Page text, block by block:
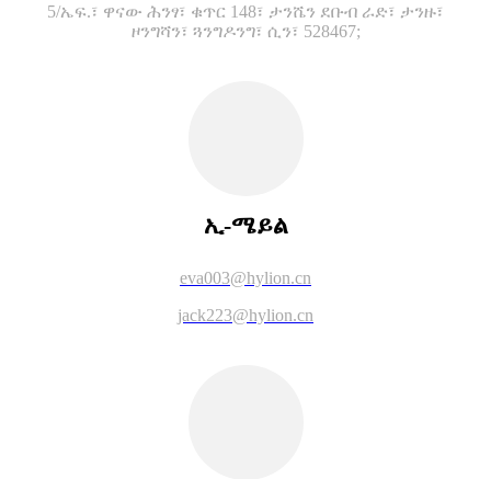
5/ኤፍ.፣ ዋናው ሕንፃ፣ ቁጥር 148፣ ታንሼን ደቡብ ራድ፣ ታንዙ፣
ዞንግሻን፣ ጓንግዶንግ፣ ሲን፣ 528467;
ኢ-ሜይል
eva003@hylion.cn
jack223@hylion.cn